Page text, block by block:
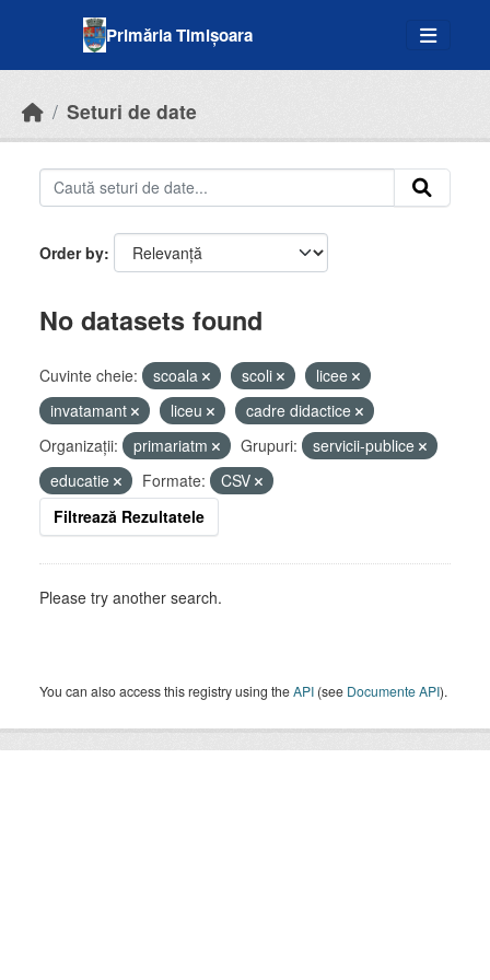
Primăria Timișoara
Seturi de date
Order by
No datasets found
Cuvinte cheie: scoala scoli
licee
invatamant
liceu
cadre didactice
Organizații:
primariatm Grupuri:
servicii-publice
educatie
Formate:
CSV
Filtrează Rezultatele
Please try another search.
You can also access this registry using theAPI (see Documente API).